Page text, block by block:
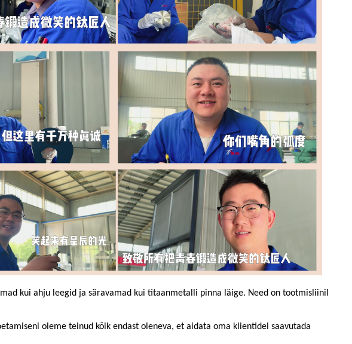
kui ahju leegid ja säravamad kui titaanmetalli pinna läige. Need on tootmisliinil
oleme teinud kõik endast oleneva, et aidata oma klientidel saavutada